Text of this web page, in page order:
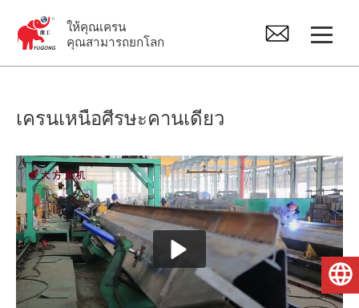
ให้คุณเครน
คุณสามารถยกโลก
จิ๊บเครน
รอกไฟฟ้า
อะไหล่เครน
เครนเหนือศีรษะคานเดียว
ไทย